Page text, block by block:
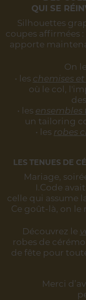
QUI SE
Silhouettes
coupes affirmées :
apporte
On
• les chemises
où le col,
• les
un tailoring
• les robes
LES TENUES DE
Mariage,
I.Code
celle qui assume
Ce goût-là, on le
Découvrez le
robes de
de fête pour
Merci